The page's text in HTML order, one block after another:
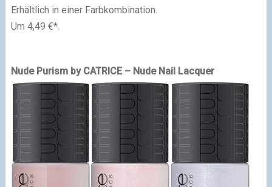
Erhältlich in einer Farbkombination.
Um 4,49 €*.
Nude Purism by CATRICE – Nude Nail Lacquer